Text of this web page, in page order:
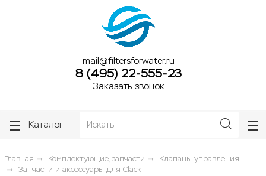
mail@filtersforwater.ru
8 (495) 22-555-23
Заказать звонок
Каталог
Главная Комплектующие, запчасти
Клапаны управления
Запчасти и аксессуары для Clack